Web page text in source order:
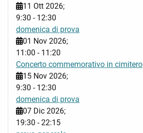
11 Ott 2026;
9:30 - 12:30
domenica di prova
01 Nov 2026;
11:00 - 11:20
Concerto commemorativo in cimitero
15 Nov 2026;
9:30 - 12:30
domenica di prova
07 Dic 2026;
19:30 -22:15